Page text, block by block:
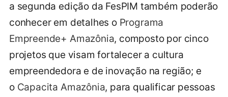
a segunda edição da FesPIM também poderão
conhecer em detalhes o Programa
Empreende+ Amazônia, composto por cinco
projetos que visam fortalecer a cultura
empreendedora e de inovação na região; e
o Capacita Amazônia, para qualificar pessoas